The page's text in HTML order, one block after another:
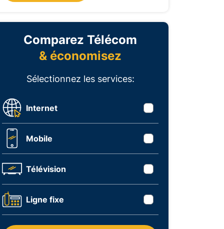
Comparez Télécom
& économisez
Sélectionnez les services:
Internet
Mobile
Télévision
Ligne fixe